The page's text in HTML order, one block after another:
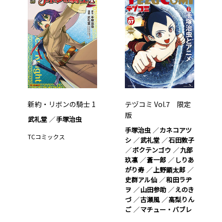
新約・リボンの騎士 1
武礼堂 手塚治虫
TCコミックス
テヅコミ Vol.7 限定
版
手塚治虫
カネコアツ
シ
武礼堂
石田敦子
ボクテンゴウ
九部
玖凛
蒼一郎
しりあ
がり寿
上野顕太郎
史群アル仙
和田ラヂ
ヲ
山田参助
えのき
づ
古瀬風
高梨りん
ご
マチュー・バブレ